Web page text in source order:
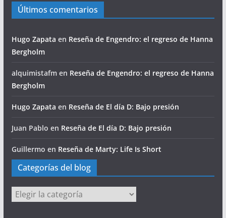
Últimos comentarios
Hugo Zapata en Reseña de Engendro: el regreso de Hanna
Bergholm
alquimistafmen Reseña de Engendro: el regreso de Hanna
Bergholm
Hugo Zapata en Reseña de El día D: Bajo presión
Juan Pablo en Reseña de El día D: Bajo presión
Guillermo en Reseña de Marty: Life Is Short
Categorías del blog
Categorías
del